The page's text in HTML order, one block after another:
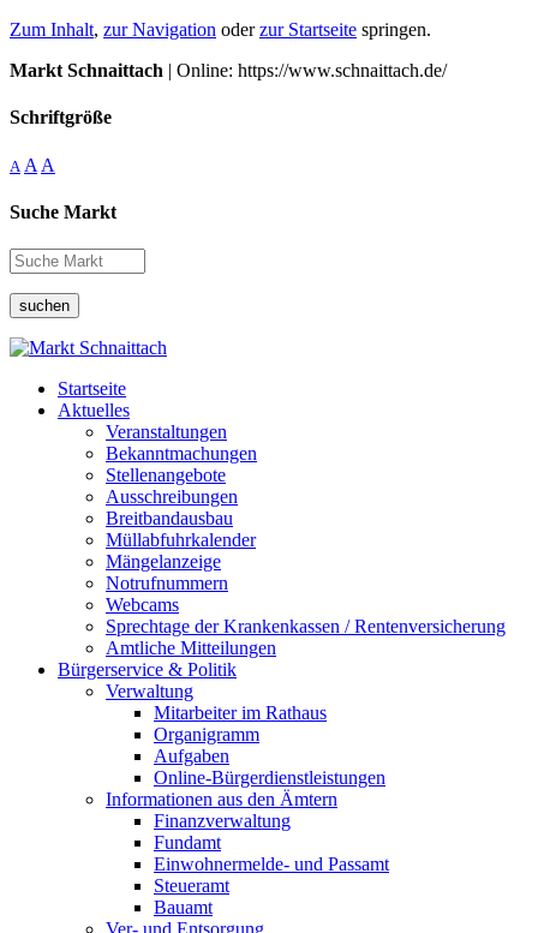
Zum Inhalt, zur Navigation oderzur Startseite springen.
Markt Schnaittach | Online: https://www.schnaittach.de/
Schriftgröße
A A A
Suche Markt
suchen
Startseite
Aktuelles
Veranstaltungen
Bekanntmachungen
Stellenangebote
Ausschreibungen
Breitbandausbau
Müllabfuhrkalender
Mängelanzeige
Notrufnummern
Webcams
Sprechtage der Krankenkassen / Rentenversicherung
Amtliche Mitteilungen
Bürgerservice & Politik
Verwaltung
Mitarbeiter im Rathaus
Organigramm
Aufgaben
Online-Bürgerdienstleistungen
Informationen aus den Ämtern
Finanzverwaltung
Fundamt
Einwohnermelde- und Passamt
Steueramt
Bauamt
Ver- und Entsorgung